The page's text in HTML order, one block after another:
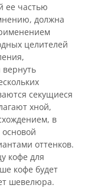
ее частью
должна
целителей
вернуть
секущиеся
хной,
в
оттенков.
кофе для
кофе будет
шевелюра.